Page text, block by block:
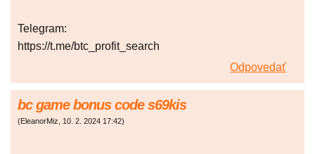
Telegram:
https://t.me/btc_profit_search
Odpovedať
bc game bonus code s69kis
(EleanorMiz 10. 2. 2024 17:42)